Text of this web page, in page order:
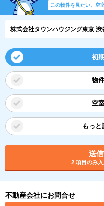
この物件を見たい、空
株式会社タウンハウジング東京 渋
初
物
空
もっ
送
2 項目のみ
不動産会社にお問合せ